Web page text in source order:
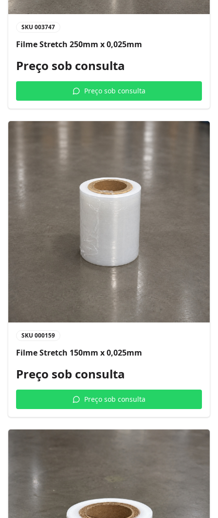
SKU 003747
Filme Stretch 250mm x 0,025mm
Preço sob consulta
Preço sob consulta
SKU 000159
Filme Stretch 150mm x 0,025mm
Preço sob consulta
Preço sob consulta